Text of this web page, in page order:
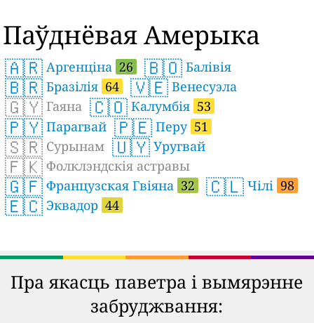
Паўднёвая Амерыка
🇦🇷 Аргенціна 26 🇧🇴 Балівія
🇧🇷 Бразілія 64 🇻🇪 Венесуэла
🇬🇾 Гаяна 🇨🇴 Калумбія 53
🇵🇾 Парагвай 🇵🇪 Перу 51
🇸🇷 Сурынам 🇺🇾 Уругвай
🇫🇰 Фолклэндскія астравы
🇬🇫 Французская Гвіяна 32 🇨🇱 Чілі 98
🇪🇨 Эквадор 44
Пра якасць паветра і вымярэнне
забруджвання: